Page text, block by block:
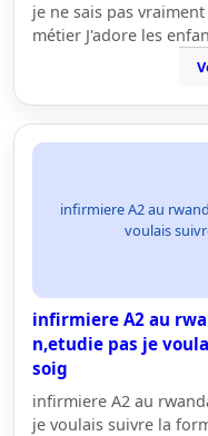
je ne sais pas
métier J'adore les
infirmiere A2 au
voulais
infirmiere A2 au
n,etudie pas je
soig
infirmiere A2 au
je voulais suivre la